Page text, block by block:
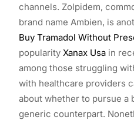
channels. Zolpidem,
brand name Ambien, is
Buy Tramadol Without
popularity Xanax Usa in
among those struggling
with healthcare providers
about whether to pursue a
generic counterpart.